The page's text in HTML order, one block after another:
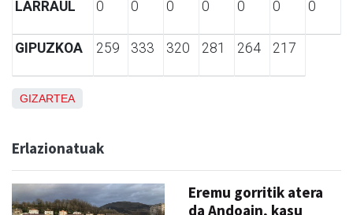
LARRAUL 0 0 0 0 0 0 0
GIPUZKOA 259 333 320 281 264 217
GIZARTEA
Erlazionatuak
Eremu gorritik atera
da Andoain, kasu